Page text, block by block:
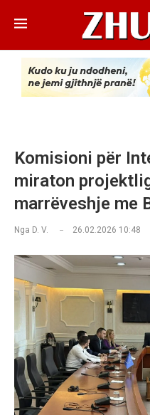
Komisioni për
miraton
marrëveshje me
Nga D. V. 26.02.2026 10:48